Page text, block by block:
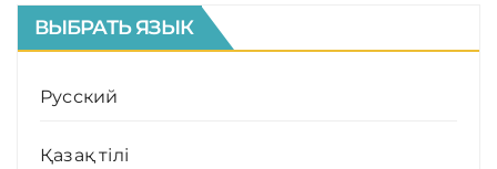
ВЫБРАТЬ ЯЗЫК
Русский
Қазақ тілі